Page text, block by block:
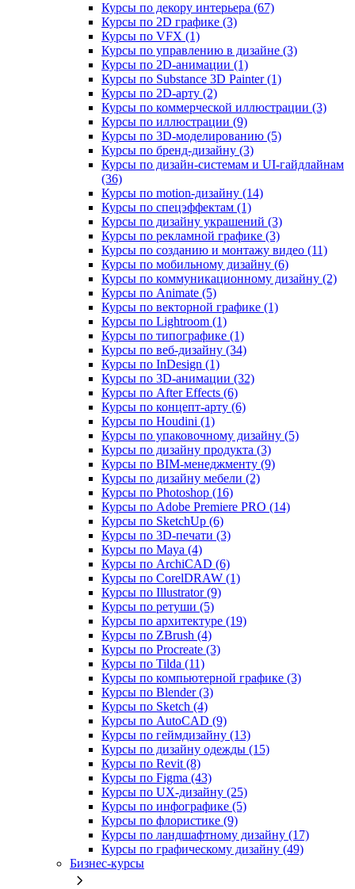
Курсы по декору интерьера (67)
Курсы по 2D графике (3)
Курсы по VFX (1)
Курсы по управлению в дизайне (3)
Курсы по 2D‑анимации (1)
Курсы по Substance 3D Painter (1)
Курсы по 2D‑арту (2)
Курсы по коммерческой иллюстрации (3)
Курсы по иллюстрации (9)
Курсы по 3D‑моделированию (5)
Курсы по бренд‑дизайну (3)
Курсы по дизайн-системам и UI-гайдлайнам
(36)
Курсы по motion-дизайну (14)
Курсы по спецэффектам (1)
Курсы по дизайну украшений (3)
Курсы по рекламной графике (3)
Курсы по созданию и монтажу видео (11)
Курсы по мобильному дизайну (6)
Курсы по коммуникационному дизайну (2)
Курсы по Animate (5)
Курсы по векторной графике (1)
Курсы по Lightroom (1)
Курсы по типографике (1)
Курсы по веб‑дизайну (34)
Курсы по InDesign (1)
Курсы по 3D‑анимации (32)
Курсы по After Effects (6)
Курсы по концепт‑арту (6)
Курсы по Houdini (1)
Курсы по упаковочному дизайну (5)
Курсы по дизайну продукта (3)
Курсы по BIM‑менеджменту (9)
Курсы по дизайну мебели (2)
Курсы по Photoshop (16)
Курсы по Adobe Premiere PRO (14)
Курсы по SketchUp (6)
Курсы по 3D-печати (3)
Курсы по Maya (4)
Курсы по ArchiCAD (6)
Курсы по CorelDRAW (1)
Курсы по Illustrator (9)
Курсы по ретуши (5)
Курсы по архитектуре (19)
Курсы по ZBrush (4)
Курсы по Procreate (3)
Курсы по Tilda (11)
Курсы по компьютерной графике (3)
Курсы по Blender (3)
Курсы по Sketch (4)
Курсы по AutoCAD (9)
Курсы по геймдизайну (13)
Курсы по дизайну одежды (15)
Курсы по Revit (8)
Курсы по Figma (43)
Курсы по UX‑дизайну (25)
Курсы по инфографике (5)
Курсы по флористике (9)
Курсы по ландшафтному дизайну (17)
Курсы по графическому дизайну (49)
Бизнес-курсы